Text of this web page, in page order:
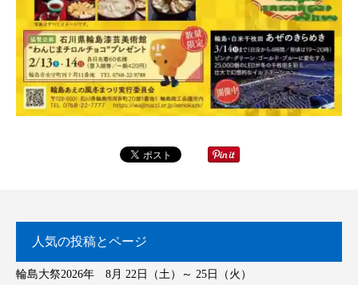
人気の投稿とページ
輪島大祭2026年 8月 22日（土）～ 25日（火）